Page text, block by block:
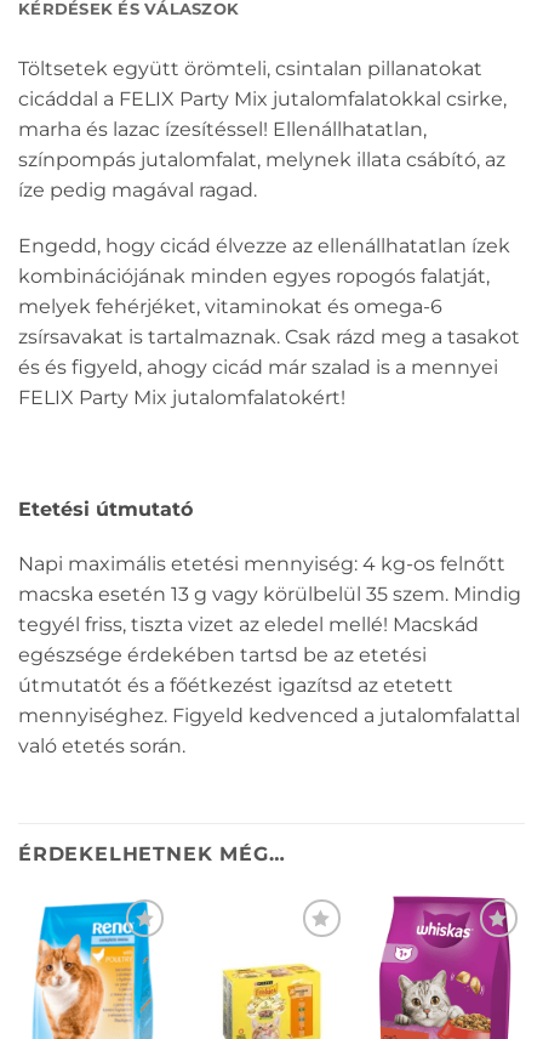
KÉRDÉSEK ÉS VÁLASZOK
Töltsetek együtt örömteli, csintalan pillanatokat
cicáddal a FELIX Party Mix jutalomfalatokkal csirke,
marha és lazac ízesítéssel! Ellenállhatatlan,
színpompás jutalomfalat, melynek illata csábító, az
íze pedig magával ragad.
Engedd, hogy cicád élvezze az ellenállhatatlan ízek
kombinációjának minden egyes ropogós falatját,
melyek fehérjéket, vitaminokat és omega-6
zsírsavakat is tartalmaznak. Csak rázd meg a tasakot
és és figyeld, ahogy cicád már szalad is a mennyei
FELIX Party Mix jutalomfalatokért!
Etetési útmutató
Napi maximális etetési mennyiség: 4 kg-os felnőtt
macska esetén 13 g vagy körülbelül 35 szem. Mindig
tegyél friss, tiszta vizet az eledel mellé! Macskád
egészsége érdekében tartsd be az etetési
útmutatót és a főétkezést igazítsd az etetett
mennyiséghez. Figyeld kedvenced a jutalomfalattal
való etetés során.
ÉRDEKELHETNEK MÉG…
KEDVENCEKHEZ KEDVENCEKHEZ KEDVENCEKHEZ